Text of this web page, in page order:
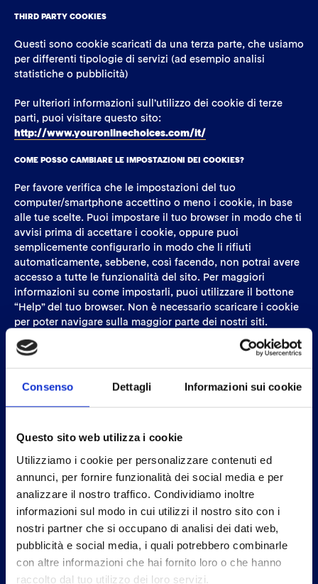
Consenso Dettagli Informazioni sui cookie
Questo sito web utilizza i cookie
Utilizziamo i cookie per personalizzare contenuti ed
annunci, per fornire funzionalità dei social media e per
analizzare il nostro traffico. Condividiamo inoltre
informazioni sul modo in cui utilizzi il nostro sito con i
nostri partner che si occupano di analisi dei dati web,
pubblicità e social media, i quali potrebbero combinarle
con altre informazioni che hai fornito loro o che hanno
raccolto dal tuo utilizzo dei loro servizi.
THIRD PARTY COOKIES
Questi sono cookie scaricati da una terza parte, che usiamo
per differenti tipologie di servizi (ad esempio analisi
statistiche o pubblicità)
Per ulteriori informazioni sull’utilizzo dei cookie di terze
parti, puoi visitare questo sito:
http://www.youronlinechoices.com/it/
COME POSSO CAMBIARE LE IMPOSTAZIONI DEI COOKIES?
Per favore verifica che le impostazioni del tuo
computer/smartphone accettino o meno i cookie, in base
alle tue scelte. Puoi impostare il tuo browser in modo che ti
avvisi prima di accettare i cookie, oppure puoi
semplicemente configurarlo in modo che li rifiuti
automaticamente, sebbene, così facendo, non potrai avere
accesso a tutte le funzionalità del sito. Per maggiori
informazioni su come impostarli, puoi utilizzare il bottone
“Help” del tuo browser. Non è necessario scaricare i cookie
per poter navigare sulla maggior parte dei nostri siti.
Ricordati che se utilizzi differenti computer in luoghi
differenti, dovrai assicurarti che ogni browser sia
configurato in modo da rispecchiare le tue preferenze sui
cookie.
personalizzare contenuti ed annunci, per fornire
funzionalità dei social media e per analizzare il nostro
traffico. Condividiamo inoltre informazioni sul modo in cui
utilizzi il nostro sito con i nostri partner che si occupano di
analisi dei dati web, pubblicità e social media, i quali
potrebbero combinarle con altre informazioni che hai
fornito loro o che hanno raccolto dal tuo utilizzo dei loro
servizi.